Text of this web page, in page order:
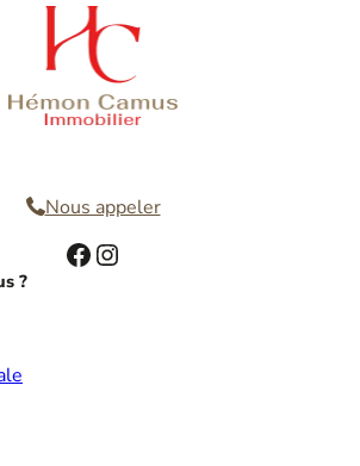
Nous appeler
Facebook Instagram
?